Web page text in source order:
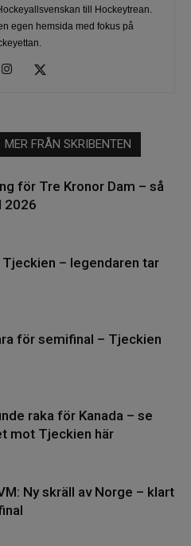
till Hockeytrean.
egen hemsida med fokus på
MER FRÅN SKRIBENTEN
för Tre Kronor Dam – så
2026
Tjeckien – legendaren tar
för semifinal – Tjeckien
raka för Kanada – se
mot Tjeckien här
Ny skräll av Norge – klart